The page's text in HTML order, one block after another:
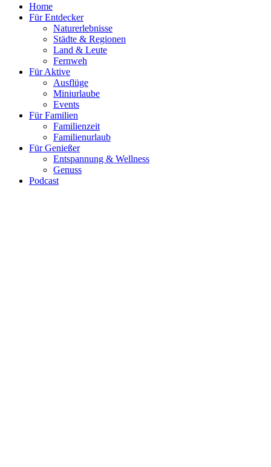
Home
Für Entdecker
Naturerlebnisse
Städte & Regionen
Land & Leute
Fernweh
Für Aktive
Ausflüge
Miniurlaube
Events
Für Familien
Familienzeit
Familienurlaub
Für Genießer
Entspannung & Wellness
Genuss
Podcast